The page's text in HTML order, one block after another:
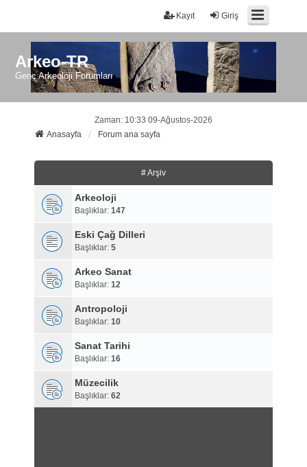
Giriş
Kayıt
Arkeo-TR
Genç Arkeoloji Forumları
Zaman: 10:33 09-Ağustos-2026
Anasayfa
Forum ana sayfa
# Arşiv
Arkeoloji
Başlıklar: 147
Eski Çağ Dilleri
Başlıklar: 5
Arkeo Sanat
Başlıklar: 12
Antropoloji
Başlıklar: 10
Sanat Tarihi
Başlıklar: 16
Müzecilik
Başlıklar: 62